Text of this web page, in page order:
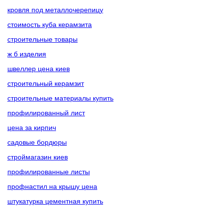
кровля под металлочерепицу
стоимость куба керамзита
строительные товары
ж б изделия
швеллер цена киев
строительный керамзит
строительные материалы купить
профилированный лист
цена за кирпич
садовые бордюры
строймагазин киев
профилированные листы
профнастил на крышу цена
штукатурка цементная купить